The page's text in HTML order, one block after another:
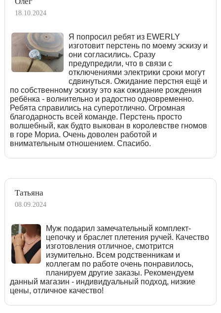
18.10.2024
Я попросил ребят из EWERLY
изготовит перстень по моему эскизу и
они согласились. Сразу
предупредили, что в связи с
отключениями электрики сроки могут
сдвинуться. Ожидание перстня ещё и
по собственному эскизу это как ожидание рождения
ребёнка - волнительно и радостно одновременно.
Ребята справились на суперотлично. Огромная
благодарность всей команде. Перстень просто
волшебный, как будто выкован в королевстве гномов
в горе Мориа. Очень доволен работой и
внимательным отношением. Спасибо.
Татьяна
08.09.2024
Муж подарил замечательный комплект-
цепочку и браслет плетения ручей. Качество
изготовления отличное, смотрится
изумительно. Всем родственникам и
коллегам по работе очень понравилось,
планируем другие заказы. Рекомендуем
данный магазин - индивидуальный подход, низкие
цены, отличное качество!